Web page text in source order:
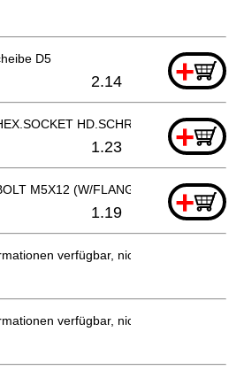
D5 +
2.14
HD.SCHRAUBE M4X8
+
1.23
M5X12 (W/FLANGE) +
1.19
verfügbar, nicht bestellbar
verfügbar, nicht bestellbar